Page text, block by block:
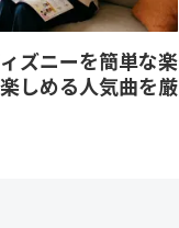
ズニーを簡単な楽
しめる人気曲を厳